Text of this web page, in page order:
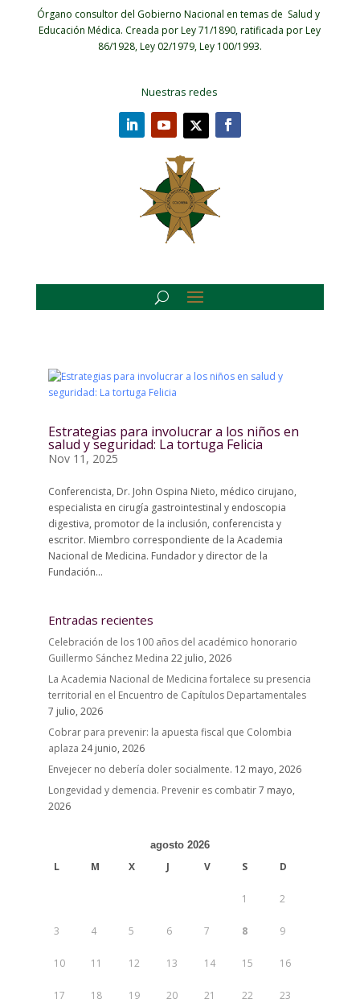
Órgano consultor del Gobierno Nacional en temas de Salud y
Educación Médica. Creada por Ley 71/1890, ratificada por Ley
86/1928, Ley 02/1979, Ley 100/1993.
Nuestras redes
Estrategias para involucrar a los niños en
salud y seguridad: La tortuga Felicia
Nov 11, 2025
Conferencista, Dr. John Ospina Nieto, médico cirujano,
especialista en cirugía gastrointestinal y endoscopia
digestiva, promotor de la inclusión, conferencista y
escritor. Miembro correspondiente de la Academia
Nacional de Medicina. Fundador y director de la
Fundación...
Entradas recientes
Celebración de los 100 años del académico honorario
Guillermo Sánchez Medina 22 julio, 2026
La Academia Nacional de Medicina fortalece su presencia
territorial en el Encuentro de Capítulos Departamentales
7 julio, 2026
Cobrar para prevenir: la apuesta fiscal que Colombia
aplaza 24 junio, 2026
Envejecer no debería doler socialmente. 12 mayo, 2026
Longevidad y demencia. Prevenir es combatir7 mayo,
2026
agosto 2026
L M X J V S D
1 2
3 4 5 6 7 8 9
10 11 12 13 14 15 16
17 18 19 20 21 22 23